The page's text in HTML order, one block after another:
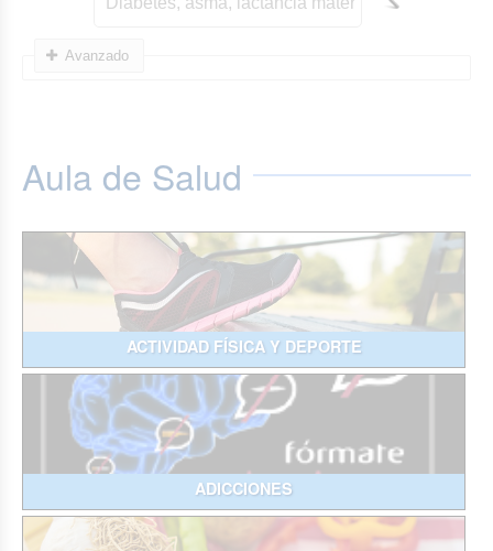
Avanzado
Aula de Salud
ACTIVIDAD FÍSICA Y DEPORTE
ADICCIONES